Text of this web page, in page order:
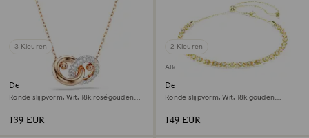
3 Kleuren
Dextera hanger
Ronde slijpvorm, Wit, 18k roségouden
139 EUR
2 Kleuren
Alleen online
Dextera ketting
Ronde slijpvorm, Wit, ‎18k gouden
149 EUR